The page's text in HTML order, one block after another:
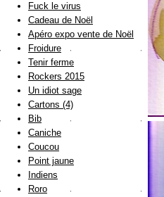
Fuck le virus
Cadeau de Noël
Apéro expo vente de Noël
Froidure
Tenir ferme
Rockers 2015
Un idiot sage
Cartons (4)
Bib
Caniche
Coucou
Point jaune
Indiens
Roro